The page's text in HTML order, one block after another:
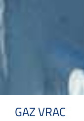
GAZ VRAC